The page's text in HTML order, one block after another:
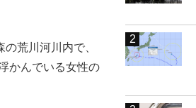
荒川河川内で、
かんでいる女性の